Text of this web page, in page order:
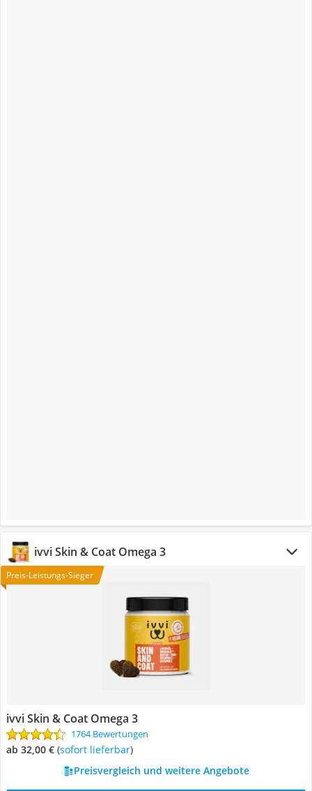
ivvi Skin & Coat Omega 3
Preis-Leistungs-Sieger
ivvi Skin & Coat Omega 3
1764 Bewertungen
ab 32,00 € ( Sofort lieferbar)
Preisvergleich und weitere Angebote